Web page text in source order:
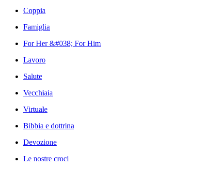
Coppia
Famiglia
For Her &#038; For Him
Lavoro
Salute
Vecchiaia
Virtuale
Bibbia e dottrina
Devozione
Le nostre croci